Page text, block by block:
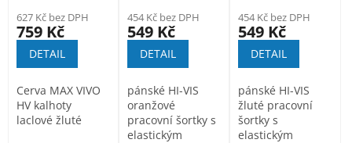
627 Kč bez DPH
759 Kč
DETAIL
Cerva MAX VIVO
HV kalhoty
laclové žluté
454 Kč bez DPH
549 Kč
DETAIL
pánské HI-VIS
oranžové
pracovní šortky s
elastickým
454 Kč bez DPH
549 Kč
DETAIL
pánské HI-VIS
žluté pracovní
šortky s
elastickým